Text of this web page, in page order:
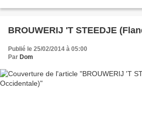
BROUWERIJ 'T STEEDJE
Publié le 25/02/2014 à 05:00
Par Dom